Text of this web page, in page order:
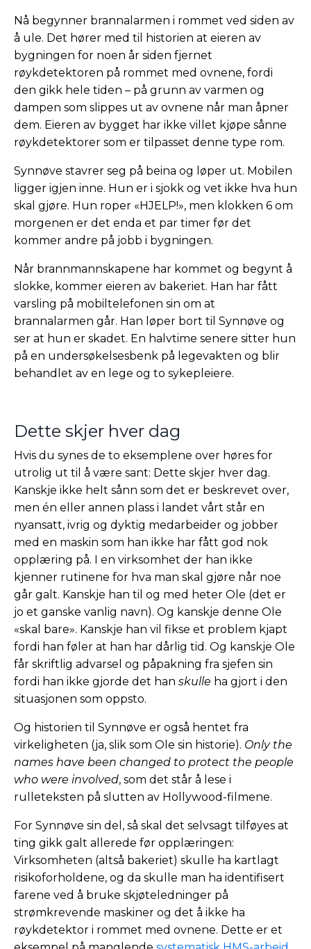
Nå begynner brannalarmen i rommet ved siden av
å ule. Det hører med til historien at eieren av
bygningen for noen år siden fjernet
røykdetektoren på rommet med ovnene, fordi
den gikk hele tiden – på grunn av varmen og
dampen som slippes ut av ovnene når man åpner
dem. Eieren av bygget har ikke villet kjøpe sånne
røykdetektorer som er tilpasset denne type rom.
Synnøve stavrer seg på beina og løper ut. Mobilen
ligger igjen inne. Hun er i sjokk og vet ikke hva hun
skal gjøre. Hun roper «HJELP!», men klokken 6 om
morgenen er det enda et par timer før det
kommer andre på jobb i bygningen.
Når brannmannskapene har kommet og begynt å
slokke, kommer eieren av bakeriet. Han har fått
varsling på mobiltelefonen sin om at
brannalarmen går. Han løper bort til Synnøve og
ser at hun er skadet. En halvtime senere sitter hun
på en undersøkelsesbenk på legevakten og blir
behandlet av en lege og to sykepleiere.
Dette skjer hver dag
Hvis du synes de to eksemplene over høres for
utrolig ut til å være sant: Dette skjer hver dag.
Kanskje ikke helt sånn som det er beskrevet over,
men én eller annen plass i landet vårt står en
nyansatt, ivrig og dyktig medarbeider og jobber
med en maskin som han ikke har fått god nok
opplæring på. I en virksomhet der han ikke
kjenner rutinene for hva man skal gjøre når noe
går galt. Kanskje han til og med heter Ole (det er
jo et ganske vanlig navn). Og kanskje denne Ole
«skal bare». Kanskje han vil fikse et problem kjapt
fordi han føler at han har dårlig tid. Og kanskje Ole
får skriftlig advarsel og påpakning fra sjefen sin
fordi han ikke gjorde det han skulle ha gjort i den
situasjonen som oppsto.
Og historien til Synnøve er også hentet fra
virkeligheten (ja, slik som Ole sin historie). Only the
names have been changed to protect the people
who were involved, som det står å lese i
rulleteksten på slutten av Hollywood-filmene.
For Synnøve sin del, så skal det selvsagt tilføyes at
ting gikk galt allerede før opplæringen:
Virksomheten (altså bakeriet) skulle ha kartlagt
risikoforholdene, og da skulle man ha identifisert
farene ved å bruke skjøteledninger på
strømkrevende maskiner og det å ikke ha
røykdetektor i rommet med ovnene. Dette er et